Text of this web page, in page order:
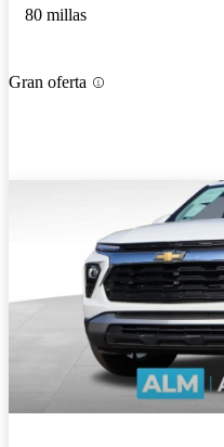
80 millas
Gran oferta